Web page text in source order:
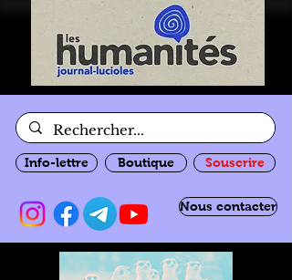
Info-lettre Boutique Souscrire
Nous contacter